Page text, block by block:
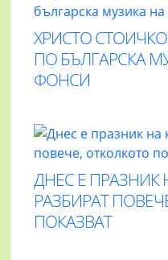
ХРИСТО
ПО БЪЛГАРСКА
ФОНСИ
ДНЕС Е ПРАЗНИК
РАЗБИРАТ
ПОКАЗВАТ